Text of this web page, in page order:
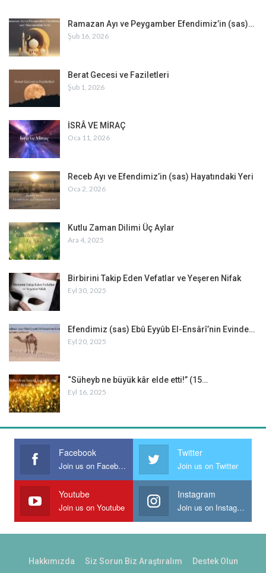
Ramazan Ayı ve Peygamber Efendimiz’in (sas)…
Şub 16, 2026
Berat Gecesi ve Faziletleri
Şub 1, 2026
İSRÂ VE MİRAÇ
Oca 11, 2026
Receb Ayı ve Efendimiz’in (sas) Hayatındaki Yeri
Oca 2, 2026
Kutlu Zaman Dilimi Üç Aylar
Ara 4, 2025
Birbirini Takip Eden Vefatlar ve Yeşeren Nifak
Eyl 30, 2025
Efendimiz (sas) Ebû Eyyûb El-Ensârî’nin Evinde…
Eyl 20, 2025
“Süheyb ne büyük kâr elde etti!” (15…
Eyl 16, 2025
Facebook
Join us on Facebook
Twitter
Join us on Twitter
Youtube
Join us on Youtube
Instagram
Join us on Instagram
Hakkımızda Siz Sorun Biz Araştıralım Destek Olun